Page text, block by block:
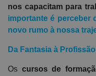
nos capacitam para
importante é perceber
novo rumo à nossa
Da Fantasia à Profissão
Os cursos de